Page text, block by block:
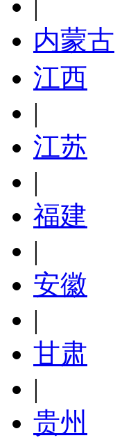
内蒙古
江西
|
江苏
|
福建
|
安徽
|
甘肃
|
贵州